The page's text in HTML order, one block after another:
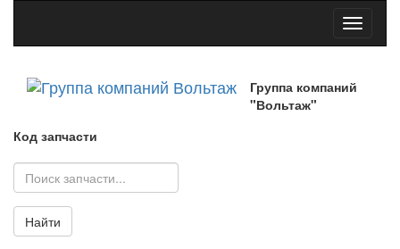
Toggle
Группа компаний
"Вольтаж"
Код запчасти
Найти